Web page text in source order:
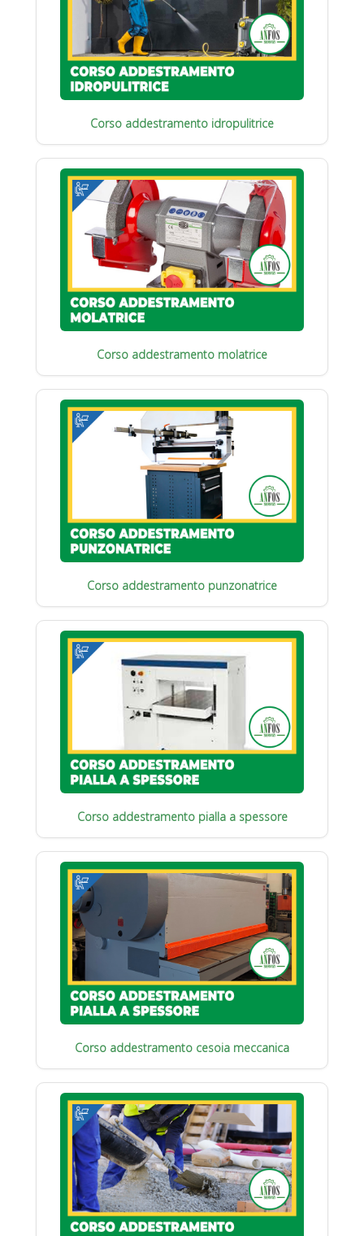
Corso addestramento idropulitrice
Corso addestramento molatrice
Corso addestramento punzonatrice
Corso addestramento pialla a spessore
Corso addestramento cesoia meccanica